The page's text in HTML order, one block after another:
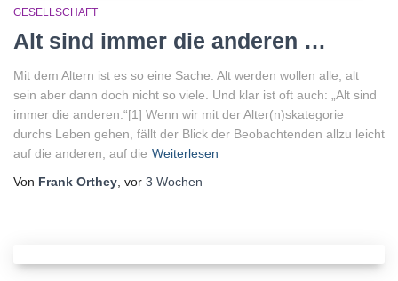
GESELLSCHAFT
Alt sind immer die anderen …
Mit dem Altern ist es so eine Sache: Alt werden wollen alle, alt
sein aber dann doch nicht so viele. Und klar ist oft auch: „Alt sind
immer die anderen.“[1] Wenn wir mit der Alter(n)skategorie
durchs Leben gehen, fällt der Blick der Beobachtenden allzu leicht
auf die anderen, auf die Weiterlesen
Von Frank Orthey , vor 3 Wochen